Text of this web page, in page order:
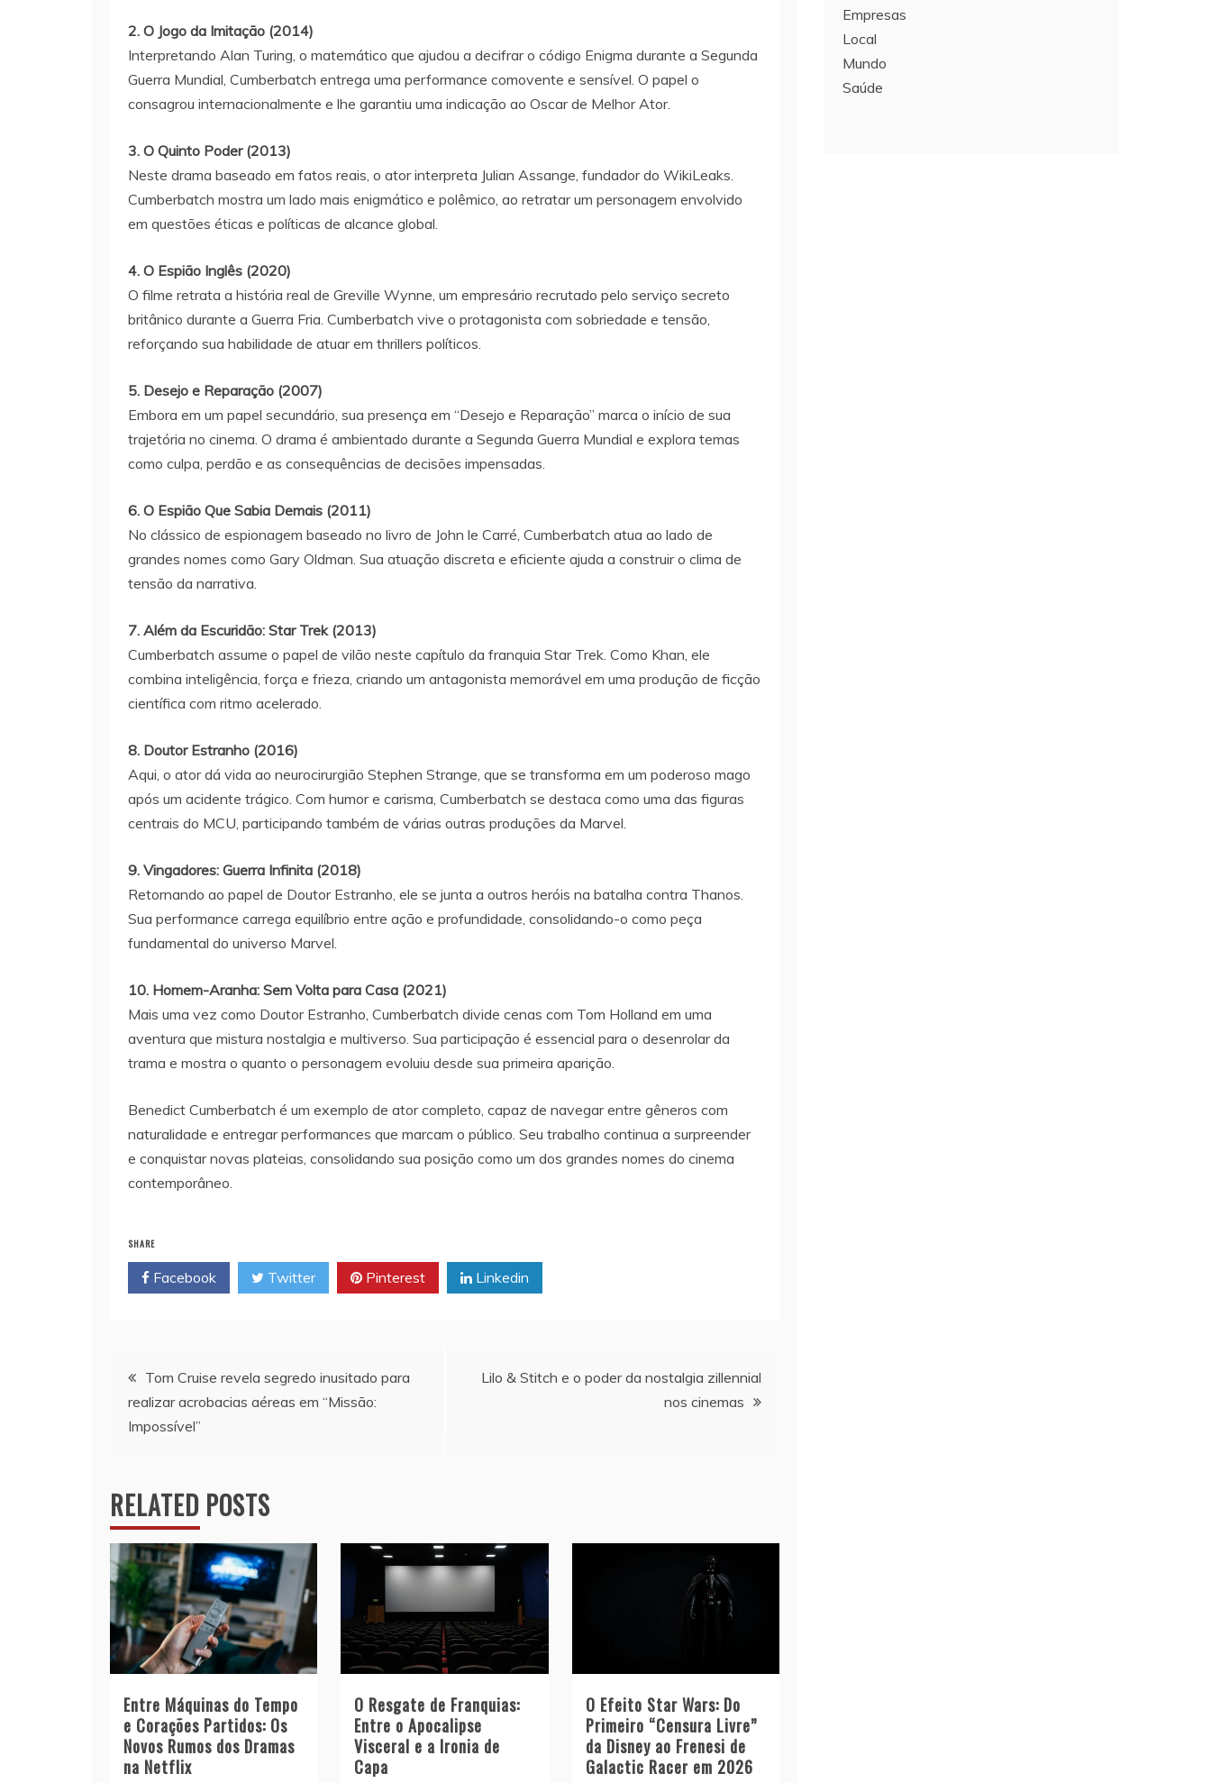
2. O Jogo da Imitação (2014)
Interpretando Alan Turing, o matemático que ajudou a decifrar o código Enigma durante a Segunda
Guerra Mundial, Cumberbatch entrega uma performance comovente e sensível. O papel o
consagrou internacionalmente e lhe garantiu uma indicação ao Oscar de Melhor Ator.
3. O Quinto Poder (2013)
Neste drama baseado em fatos reais, o ator interpreta Julian Assange, fundador do WikiLeaks.
Cumberbatch mostra um lado mais enigmático e polêmico, ao retratar um personagem envolvido
em questões éticas e políticas de alcance global.
4. O Espião Inglês (2020)
O filme retrata a história real de Greville Wynne, um empresário recrutado pelo serviço secreto
britânico durante a Guerra Fria. Cumberbatch vive o protagonista com sobriedade e tensão,
reforçando sua habilidade de atuar em thrillers políticos.
5. Desejo e Reparação (2007)
Embora em um papel secundário, sua presença em “Desejo e Reparação” marca o início de sua
trajetória no cinema. O drama é ambientado durante a Segunda Guerra Mundial e explora temas
como culpa, perdão e as consequências de decisões impensadas.
6. O Espião Que Sabia Demais (2011)
No clássico de espionagem baseado no livro de John le Carré, Cumberbatch atua ao lado de
grandes nomes como Gary Oldman. Sua atuação discreta e eficiente ajuda a construir o clima de
tensão da narrativa.
7. Além da Escuridão: Star Trek (2013)
Cumberbatch assume o papel de vilão neste capítulo da franquia Star Trek. Como Khan, ele
combina inteligência, força e frieza, criando um antagonista memorável em uma produção de ficção
científica com ritmo acelerado.
8. Doutor Estranho (2016)
Aqui, o ator dá vida ao neurocirurgião Stephen Strange, que se transforma em um poderoso mago
após um acidente trágico. Com humor e carisma, Cumberbatch se destaca como uma das figuras
centrais do MCU, participando também de várias outras produções da Marvel.
9. Vingadores: Guerra Infinita (2018)
Retornando ao papel de Doutor Estranho, ele se junta a outros heróis na batalha contra Thanos.
Sua performance carrega equilíbrio entre ação e profundidade, consolidando-o como peça
fundamental do universo Marvel.
10. Homem-Aranha: Sem Volta para Casa (2021)
Mais uma vez como Doutor Estranho, Cumberbatch divide cenas com Tom Holland em uma
aventura que mistura nostalgia e multiverso. Sua participação é essencial para o desenrolar da
trama e mostra o quanto o personagem evoluiu desde sua primeira aparição.
Benedict Cumberbatch é um exemplo de ator completo, capaz de navegar entre gêneros com
naturalidade e entregar performances que marcam o público. Seu trabalho continua a surpreender
e conquistar novas plateias, consolidando sua posição como um dos grandes nomes do cinema
contemporâneo.
SHARE
Facebook Twitter Pinterest Linkedin
Navegação
de
Tom Cruise revela segredo inusitado para
realizar acrobacias aéreas em “Missão:
Impossível”
Lilo & Stitch e o poder da nostalgia zillennial
nos cinemas
RELATED POSTS
Entre Máquinas do Tempo
e Corações Partidos: Os
Novos Rumos dos Dramas
na Netflix
O Resgate de Franquias:
Entre o Apocalipse
Visceral e a Ironia de
Capa
O Efeito Star Wars: Do
Primeiro “Censura Livre”
da Disney ao Frenesi de
Galactic Racer em 2026
Empresas
Local
Mundo
Saúde